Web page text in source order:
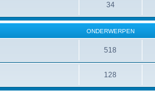
34
ONDERWERPEN
518
128